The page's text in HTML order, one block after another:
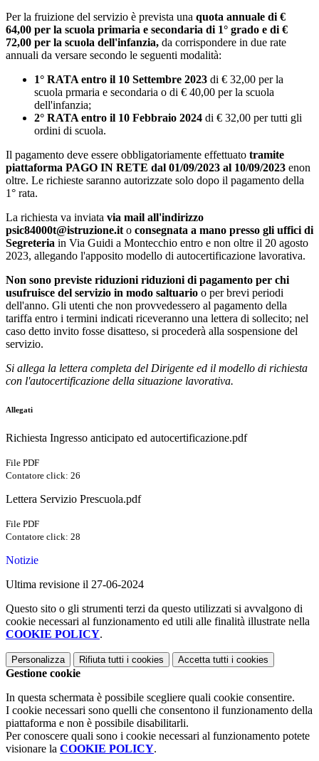
Per la fruizione del servizio è prevista una quota annuale di €
64,00 per la scuola primaria e secondaria di 1° grado e di €
72,00 per la scuola dell'infanzia, da corrispondere in due rate
annuali da versare secondo le seguenti modalità:
1° RATA entro il 10 Settembre 2023 di € 32,00 per la
scuola prmaria e secondaria o di € 40,00 per la scuola
dell'infanzia;
2° RATA entro il 10 Febbraio 2024 di € 32,00 per tutti gli
ordini di scuola.
Il pagamento deve essere obbligatoriamente effettuato tramite
piattaforma PAGO IN RETE dal 01/09/2023 al 10/09/2023 enon
oltre. Le richieste saranno autorizzate solo dopo il pagamento della
1° rata.
La richiesta va inviata via mail all'indirizzo
psic84000t@istruzione.it o consegnata a mano presso gli uffici di
Segreteria in Via Guidi a Montecchio entro e non oltre il 20 agosto
2023, allegando l'apposito modello di autocertificazione lavorativa.
Non sono previste riduzioni riduzioni di pagamento per chi
usufruisce del servizio in modo saltuario o per brevi periodi
dell'anno. Gli utenti che non provvedessero al pagamento della
tariffa entro i termini indicati riceveranno una lettera di sollecito; nel
caso detto invito fosse disatteso, si procederà alla sospensione del
servizio.
Si allega la lettera completa del Dirigente ed il modello di richiesta
con l'autocertificazione della situazione lavorativa.
Allegati
Richiesta Ingresso anticipato ed autocertificazione.pdf
File PDF
Contatore click: 26
Lettera Servizio Prescuola.pdf
File PDF
Contatore click: 28
Notizie
Ultima revisione il 27-06-2024
Questo sito o gli strumenti terzi da questo utilizzati si avvalgono di
cookie necessari al funzionamento ed utili alle finalità illustrate nella
COOKIE POLICY.
Personalizza Rifiuta tutti i cookies Accetta tutti i cookies
Gestione cookie
In questa schermata è possibile scegliere quali cookie consentire.
I cookie necessari sono quelli che consentono il funzionamento della
piattaforma e non è possibile disabilitarli.
Per conoscere quali sono i cookie necessari al funzionamento potete
visionare la COOKIE POLICY.